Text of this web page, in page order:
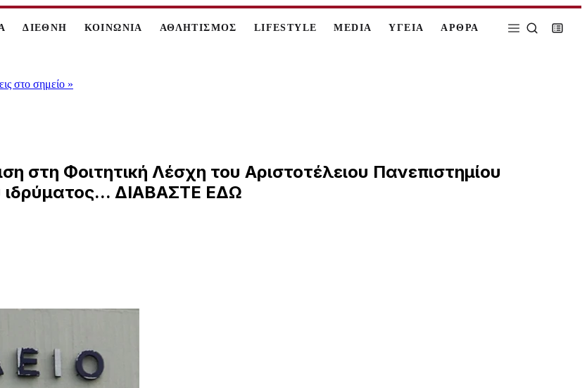
ΔΙΕΘΝΗ ΚΟΙΝΩΝΙΑ ΑΘΛΗΤΙΣΜΟΣ LIFESTYLE MEDIA ΥΓΕΙΑ ΑΡΘΡΑ
στο σημείο »
στη Φοιτητική Λέσχη του Αριστοτέλειου Πανεπιστημίου
ιδρύματος... ΔΙΑΒΑΣΤΕ ΕΔΩ